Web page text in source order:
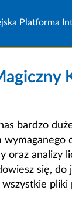
Platforma
bardzo
oraz analizy
się,
pliki